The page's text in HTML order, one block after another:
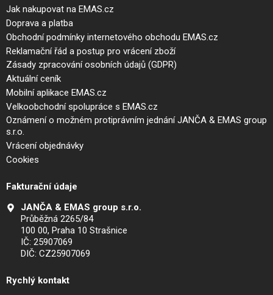
Jak nakupovat na EMAS.cz
Doprava a platba
Obchodní podmínky internetového obchodu EMAS.cz
Reklamační řád a postup pro vrácení zboží
Zásady zpracování osobních údajů (GDPR)
Aktuální ceník
Mobilní aplikace EMAS.cz
Velkoobchodní spolupráce s EMAS.cz
Oznámení o možném protiprávním jednání JANČA & EMAS group
s.r.o.
Vrácení objednávky
Cookies
Fakturační údaje
JANČA & EMAS group s.r.o.
Průběžná 2265/84
100 00, Praha 10 Strašnice
IČ: 25907069
DIČ: CZ25907069
Rychlý kontakt